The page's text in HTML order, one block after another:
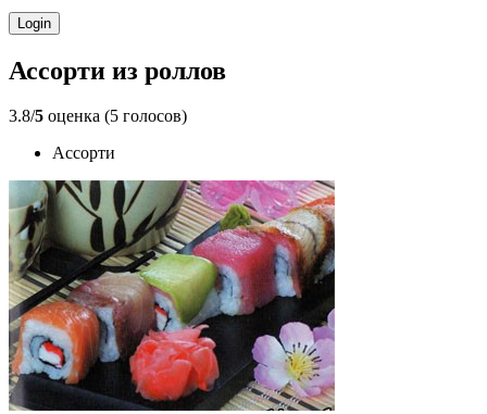
Ассорти из роллов
3.8/5 оценка (5 голосов)
Ассорти